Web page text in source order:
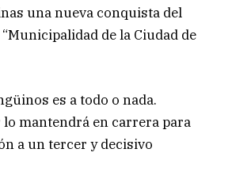
una nueva conquista del
de la Ciudad de
es a todo o nada.
lo mantendrá en carrera para
a un tercer y decisivo